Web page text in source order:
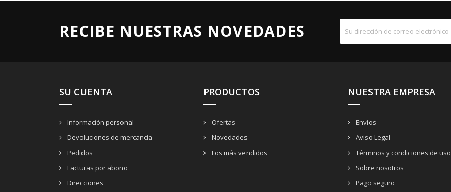
RECIBE NUESTRAS NOVEDADES
SU CUENTA
Información personal
Devoluciones de mercancía
Pedidos
Facturas por abono
Direcciones
PRODUCTOS
Ofertas
Novedades
Los más vendidos
NUESTRA EMPRESA
Envíos
Aviso Legal
Términos y condiciones de uso
Sobre nosotros
Pago seguro